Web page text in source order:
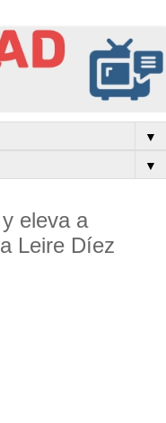
▼
▼
eleva a
Leire Díez